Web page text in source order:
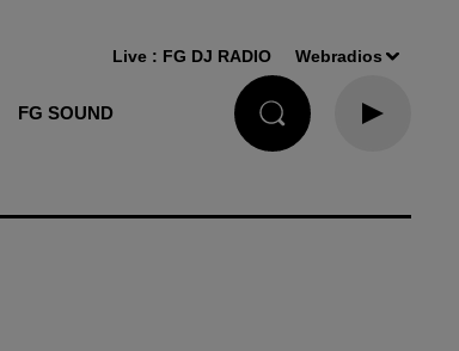
FG SOUND
Live : FG DJ RADIO Webradios